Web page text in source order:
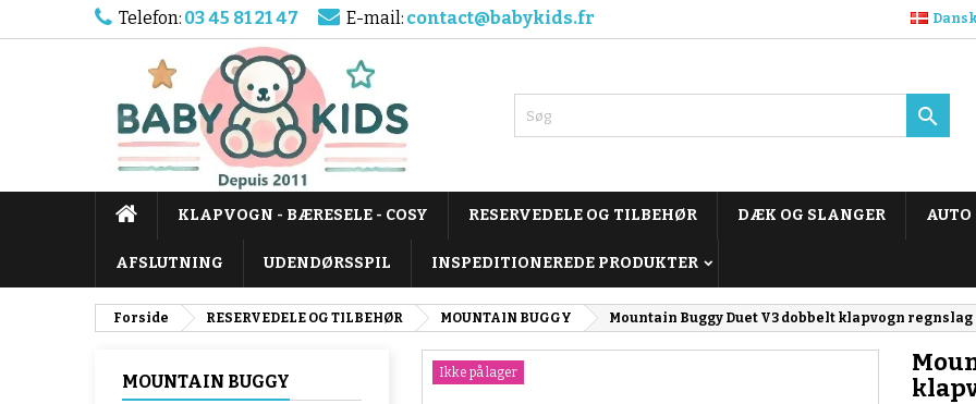
Telefon: 03 45 81 21 47 E-mail: contact@babykids.fr Dansk

KLAPVOGN - BÆRESELE - COSY RESERVEDELE OG TILBEHØR DÆK OG SLANGER AUTO
AFSLUTNING UDENDØRSSPIL INSPEDITIONEREDE PRODUKTER
Forside RESERVEDELE OG TILBEHØR MOUNTAIN BUGGY Mountain Buggy Duet V3 dobbelt klapvogn regnslag
MOUNTAIN BUGGY Ikke på lager